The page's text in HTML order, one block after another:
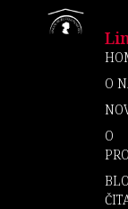
O
O